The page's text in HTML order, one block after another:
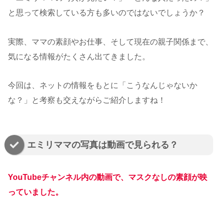
と思って検索している方も多いのではないでしょうか？
実際、ママの素顔やお仕事、そして現在の親子関係まで、
気になる情報がたくさん出てきました。
今回は、ネットの情報をもとに「こうなんじゃないか
な？」と考察も交えながらご紹介しますね！
エミリママの写真は動画で見られる？
YouTubeチャンネル内の動画で、マスクなしの素顔が映
っていました。